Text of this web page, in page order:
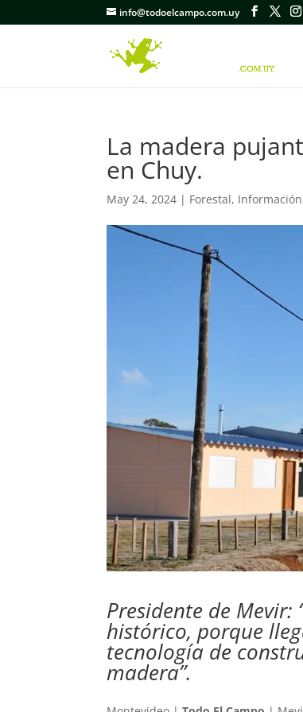
info@todoelcampo.com.uy
La madera
en Chuy.
May 24, 2024 | Forestal, Información
Presidente de Mevir:
histórico, porque
tecnología de
madera”.